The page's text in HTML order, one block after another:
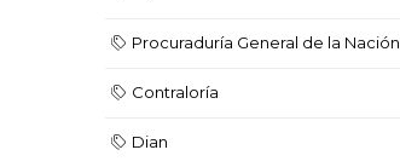
Procuraduría General de la Nación
Contraloría
Dian